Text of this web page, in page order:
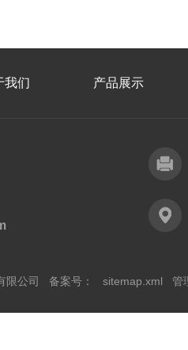
我们 产品展示
限公司 备案号： sitemap.xml 管